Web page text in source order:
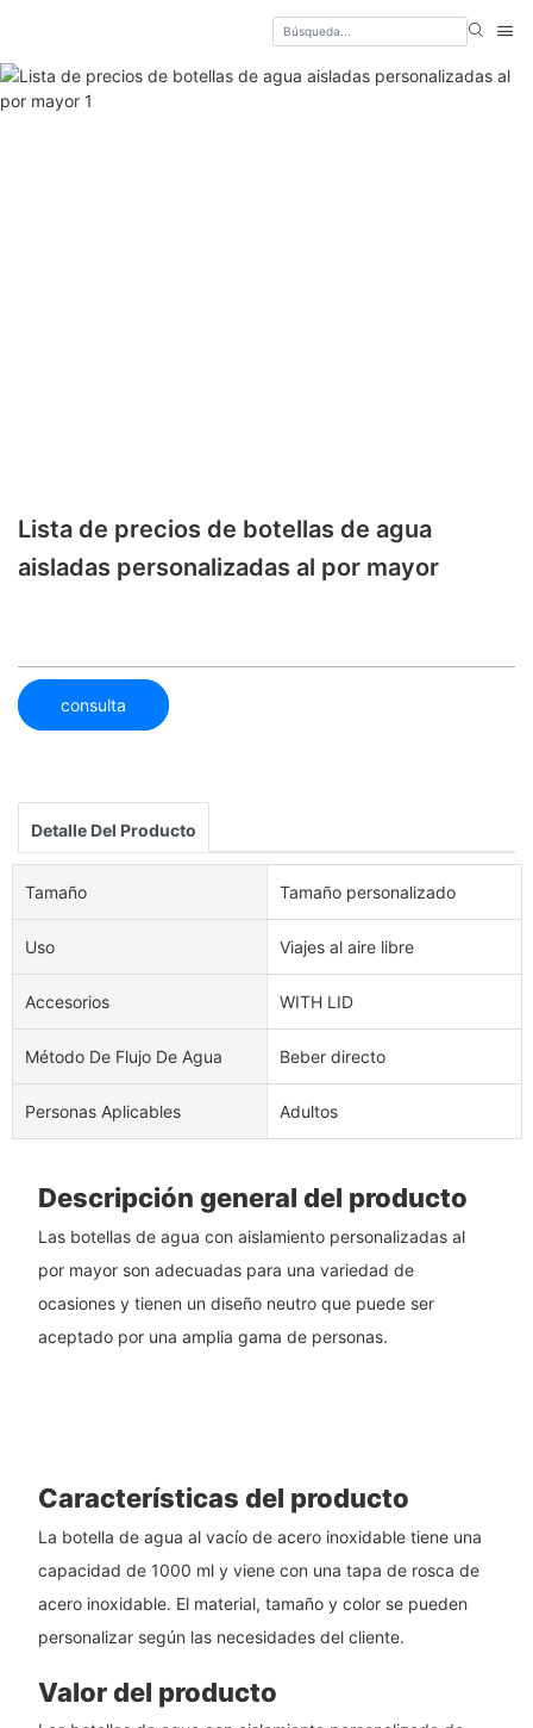
Lista de precios de botellas de agua
aisladas personalizadas al por mayor
consulta
Detalle Del Producto
Tamaño Tamaño personalizado
Uso Viajes al aire libre
Accesorios WITH LID
Método De Flujo De Agua Beber directo
Personas Aplicables Adultos
Descripción general del producto
Las botellas de agua con aislamiento personalizadas al
por mayor son adecuadas para una variedad de
ocasiones y tienen un diseño neutro que puede ser
aceptado por una amplia gama de personas.
Características del producto
La botella de agua al vacío de acero inoxidable tiene una
capacidad de 1000 ml y viene con una tapa de rosca de
acero inoxidable. El material, tamaño y color se pueden
personalizar según las necesidades del cliente.
Valor del producto